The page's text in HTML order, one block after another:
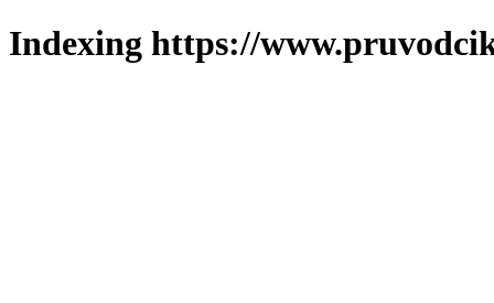
Indexing https://